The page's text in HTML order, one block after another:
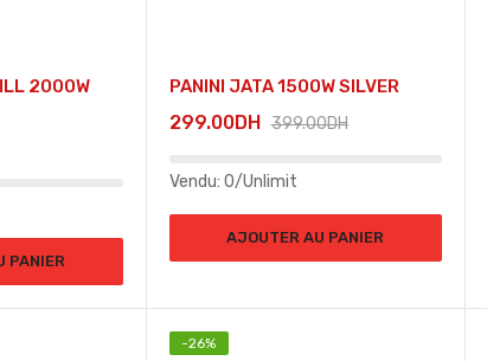
2000W
PANIER
PANINI JATA 1500W SILVER
399.00DH
299.00DH
Vendu: 0/Unlimit
AJOUTER AU PANIER
-26%